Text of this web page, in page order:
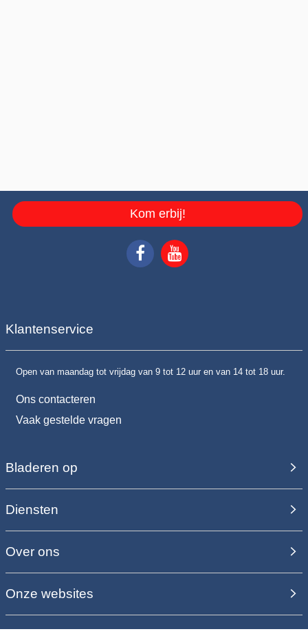
Kom erbij!
Klantenservice
Open van maandag tot vrijdag van 9 tot 12 uur en van 14 tot 18 uur.
Ons contacteren
Vaak gestelde vragen
Bladeren op
Diensten
Over ons
Onze websites